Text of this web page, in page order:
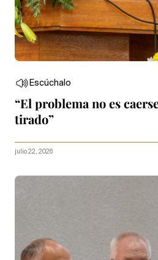
Escúchalo
“El problema no es
tirado”
julio 22, 2026